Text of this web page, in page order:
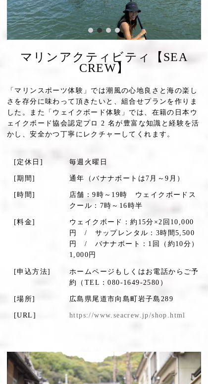
マリンアクティビティ【SEA
CREW】
「マリンスポーツ体験」では潮風の心地良さと海の楽し
さを存分に味わって頂きたいと、組合せプランを作りま
した。また「ウェイクボード体験」では、在籍の日本ウ
ェイクボード協会認定プロ 2 名が豊富な知識と経験を活
かし、安全かつ丁寧にレクチャーしてくれます。
[定休日] 毎週火曜日
[期間] 通年（バナナボートは7月～9月）
[時間]
店舗：9時～19時 ウェイクボードス
クール：7時～16時半
[料金]
ウェイクボード：約15分×2回10,000
円 / サップレンタル：3時間5,500
円 / バナナボート：1回（約10分）
1,000円
[申込方法]
ホームページもしくはお電話からご予
約（TEL：080-1649-2580）
[場所] 広島県尾道市向島町岩子島289
[URL] https://www.seacrew.jp/shop.html